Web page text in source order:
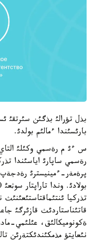
بذل تؤرالئ بذگئن سئرتقئ
بارئسئندا ءمالئم بولدئ.
س ءئ م رةسمي وكئلئ التاي
رةسمي ساپارئ اياسئندا
پرةمةر-ءمينيسترئ
تذركيا
قاتئناستاردئث قازئرگئ
ةكونوميكالئق، عئلئمي-
نئعايتؤ مذمكئندئكتةرئن